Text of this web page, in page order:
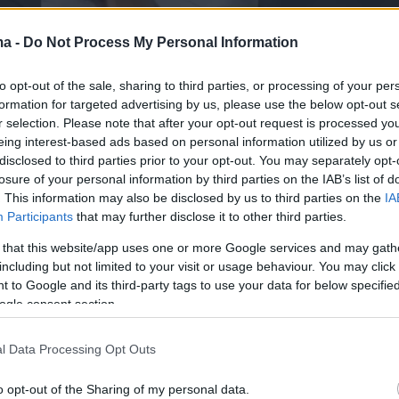
- Do Not Process My Personal Information
opt-out of the sale, sharing to third parties, or processing of your
for targeted advertising by us, please use the below opt-out
selection. Please note that after your opt-out request is processed
interest-based ads based on personal information utilized by us
to third parties prior to your opt-out. You may separately
of your personal information by third parties on the IAB’s list of
This information may also be disclosed by us to third parties on the
Participants that may further disclose it to other third parties.
that this website/app uses one or more Google services and may
but not limited to your visit or usage behaviour. You may
to Google and its third-party tags to use your data for below
consent section.
Data Processing Opt Outs
opt-out of the Sharing of my personal data.
ελέγχους για περιπτώσεις
.